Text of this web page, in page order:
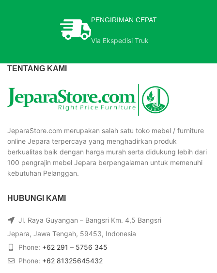
PENGIRIMAN CEPAT
Via Ekspedisi Truk
TENTANG KAMI
JeparaStore.com merupakan salah satu toko mebel / furniture
online Jepara terpercaya yang menghadirkan produk
berkualitas baik dengan harga murah serta didukung lebih dari
100 pengrajin mebel Jepara berpengalaman untuk memenuhi
kebutuhan Pelanggan.
HUBUNGI KAMI
Jl. Raya Guyangan – Bangsri Km. 4,5 Bangsri
Jepara, Jawa Tengah, 59453, Indonesia
Phone: +62 291 – 5756 345
Phone: +62 81325645432